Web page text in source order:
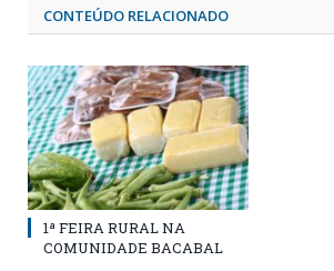
CONTEÚDO RELACIONADO
1ª FEIRA RURAL NA
COMUNIDADE BACABAL